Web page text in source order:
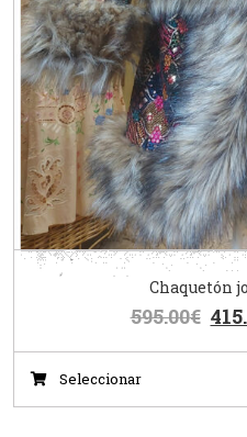
Chaquetón
595.00€
Seleccionar